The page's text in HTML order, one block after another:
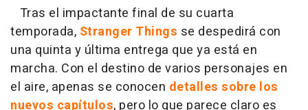
Tras el impactante final de su cuarta
temporada, Stranger Things se despedirá con
una quinta y última entrega que ya está en
marcha. Con el destino de varios personajes en
el aire, apenas se conocen detalles sobre los
nuevos capítulos, pero lo que parece claro es